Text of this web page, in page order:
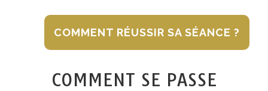
COMMENT RÉUSSIR SA SÉANCE ?
COMMENT SE PASSE